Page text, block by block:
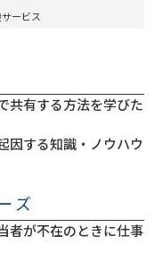
ービス
共有する方法を学びた
因する知識・ノウハウ
ズ
者が不在のときに仕事